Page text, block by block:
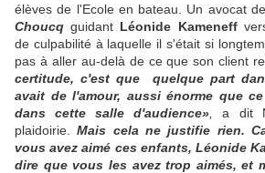
élèves de l'Ecole en bateau. Un avocat
Choucq guidant Léonide Kameneff
de culpabilité à laquelle il s'était si
pas à aller au-delà de ce que son client
certitude, c'est que quelque part
avait de l'amour, aussi énorme que
dans cette salle d'audience»
a dit
plaidoirie.
Mais cela ne justifie rien.
vous avez aimé ces enfants, Léonide
dire que vous les avez trop aimés, et